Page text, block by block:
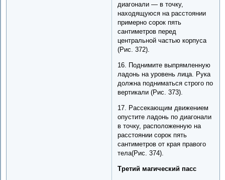
диагонали — в точку,
находящуюся на расстоянии
примерно сорок пять
сантиметров перед
центральной частью корпуса
(Рис. 372).
16. Поднимите выпрямленную
ладонь на уровень лица. Рука
должна подниматься строго по
вертикали (Рис. 373).
17. Рассекающим движением
опустите ладонь по диагонали
в точку, расположенную на
расстоянии сорок пять
сантиметров от края правого
тела(Рис. 374).
Третий магический пасс